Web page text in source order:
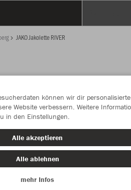
JAKO Jakolette RIVER
können wir dir personalisierte
Website verbessern. Weitere
in den Einstellungen.
Alle akzeptieren
Alle ablehnen
mehr Infos